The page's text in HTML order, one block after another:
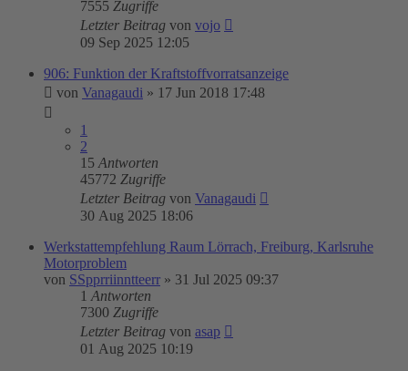
7555 Zugriffe
Letzter Beitrag von vojo
09 Sep 2025 12:05
906: Funktion der Kraftstoffvorratsanzeige
von Vanagaudi » 17 Jun 2018 17:48
1
2
15 Antworten
45772 Zugriffe
Letzter Beitrag von Vanagaudi
30 Aug 2025 18:06
Werkstattempfehlung Raum Lörrach, Freiburg, Karlsruhe
Motorproblem
von SSpprriinntteerr » 31 Jul 2025 09:37
1 Antworten
7300 Zugriffe
Letzter Beitrag von asap
01 Aug 2025 10:19